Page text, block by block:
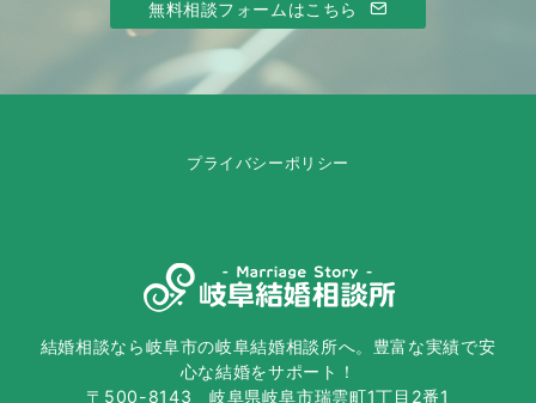
無料相談フォームはこちら
プライバシーポリシー
結婚相談なら岐阜市の岐阜結婚相談所へ。豊富な実績で安
心な結婚をサポート！
〒500-8143 岐阜県岐阜市瑞雲町1丁目2番1